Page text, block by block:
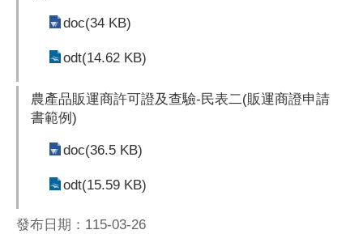
doc(34 KB)
odt(14.62 KB)
農產品販運商許可證及查驗-民表二(販運商證申請
書範例)
doc(36.5 KB)
odt(15.59 KB)
發布日期：115-03-26